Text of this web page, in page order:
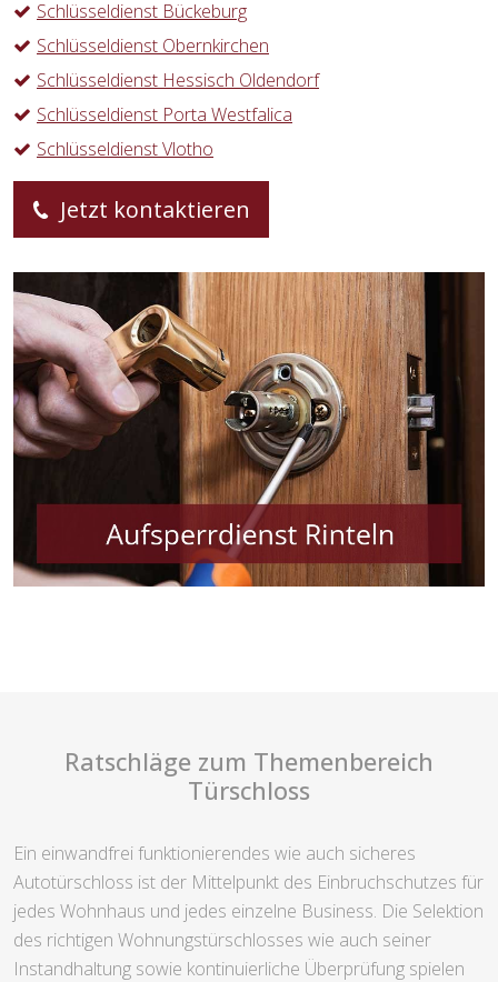
Schlüsseldienst Bückeburg
Schlüsseldienst Obernkirchen
Schlüsseldienst Hessisch Oldendorf
Schlüsseldienst Porta Westfalica
Schlüsseldienst Vlotho
Jetzt kontaktieren
Ratschläge zum Themenbereich
Türschloss
Ein einwandfrei funktionierendes wie auch sicheres
Autotürschloss ist der Mittelpunkt des Einbruchschutzes für
jedes Wohnhaus und jedes einzelne Business. Die Selektion
des richtigen Wohnungstürschlosses wie auch seiner
Instandhaltung sowie kontinuierliche Überprüfung spielen